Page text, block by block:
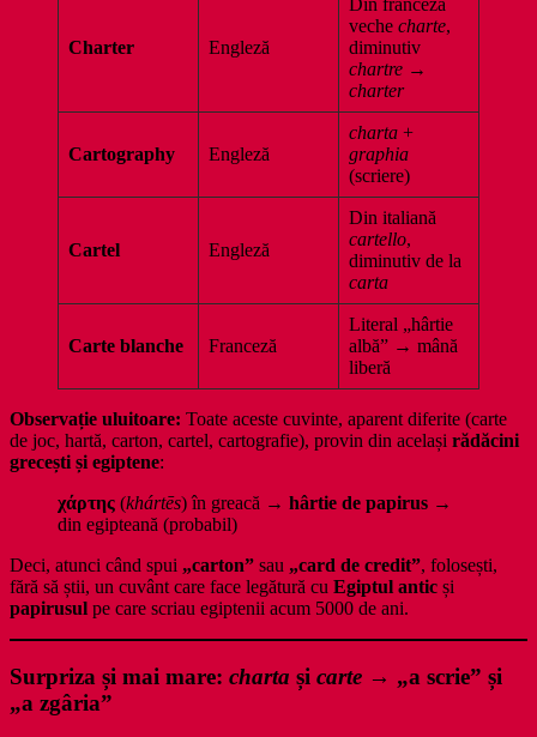
Charter Engleză
veche charte,
diminutiv
chartre →
charter
Cartography Engleză
charta +
graphia
(scriere)
Cartel Engleză
Din italiană
cartello,
diminutiv de la
carta
Carte blanche Franceză
Literal „hârtie
albă” → mână
liberă
Observație uluitoare: Toate aceste cuvinte, aparent diferite (carte
de joc, hartă, carton, cartel, cartografie), provin din același rădăcini
grecești și egiptene:
χάρτης (khártēs) în greacă → hârtie de papirus →
din egipteană (probabil)
Deci, atunci când spui „carton” sau „card de credit”, folosești,
fără să știi, un cuvânt care face legătură cu Egiptul antic și
papirusul pe care scriau egiptenii acum 5000 de ani.
Surpriza și mai mare: charta și carte → „a scrie” și
„a zgâria”